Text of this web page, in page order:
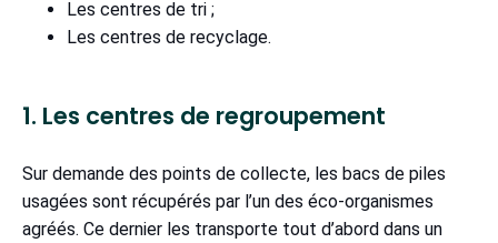
Les centres de tri ;
Les centres de recyclage.
1. Les centres de regroupement
Sur demande des points de collecte, les bacs de piles
usagées sont récupérés par l’un des éco-organismes
agréés. Ce dernier les transporte tout d’abord dans un